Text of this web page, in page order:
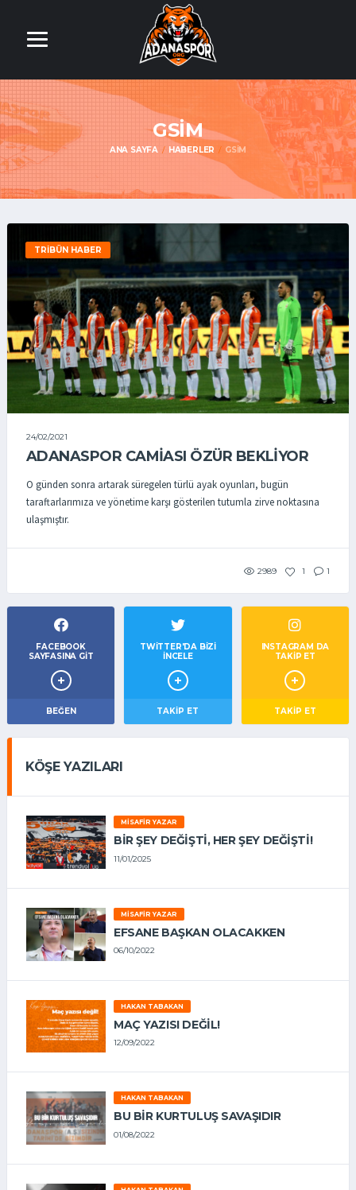
GSİM
ANA SAYFA HABERLER GSİM
TRIBÜN HABER
24/02/2021
ADANASPOR CAMİASI ÖZÜR BEKLİYOR
O günden sonra artarak süregelen türlü ayak oyunları, bugün
taraftarlarımıza ve yönetime karşı gösterilen tutumla zirve noktasına
ulaşmıştır.
2989 1 1
FACEBOOK
SAYFASINA GIT
BEĞEN
TWITTER'DA BIZI
İNCELE
TAKIP ET
INSTAGRAM DA
TAKİP ET
TAKİP ET
KÖŞE YAZILARI
MISAFIR YAZAR
BIR ŞEY DEĞIŞTI, HER ŞEY DEĞIŞTI!
11/01/2025
MISAFIR YAZAR
EFSANE BAŞKAN OLACAKKEN
06/10/2022
HAKAN TABAKAN
MAÇ YAZISI DEĞİL!
12/09/2022
HAKAN TABAKAN
BU BİR KURTULUŞ SAVAŞIDIR
01/08/2022